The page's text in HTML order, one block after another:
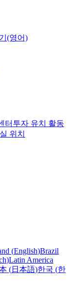
(영어)
터 투자 유치 활동
위치
(English)Brazil
)Latin America
(日本語)한국 (한